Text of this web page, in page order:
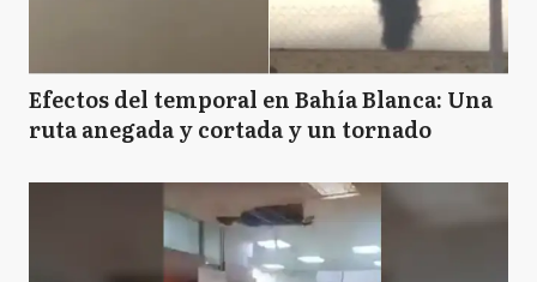
Efectos del temporal en Bahía Blanca: Una
ruta anegada y cortada y un tornado